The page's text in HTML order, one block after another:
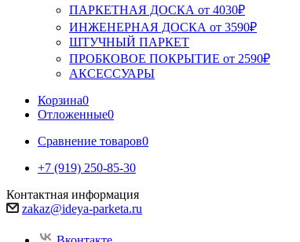
ПАРКЕТНАЯ ДОСКА от 4030₽
ИНЖЕНЕРНАЯ ДОСКА от 3590₽
ШТУЧНЫЙ ПАРКЕТ
ПРОБКОВОЕ ПОКРЫТИЕ от 2590₽
АКСЕССУАРЫ
Корзина0
Отложенные0
Сравнение товаров0
+7 (919) 250-85-30
Контактная информация
zakaz@ideya-parketa.ru